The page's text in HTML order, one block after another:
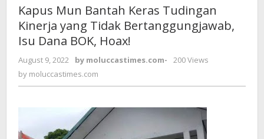
Kapus Mun Bantah Keras Tudingan
Kinerja yang Tidak Bertanggungjawab,
Isu Dana BOK, Hoax!
August 9, 2022 by moluccastimes.com-
200 Views
by moluccastimes.com